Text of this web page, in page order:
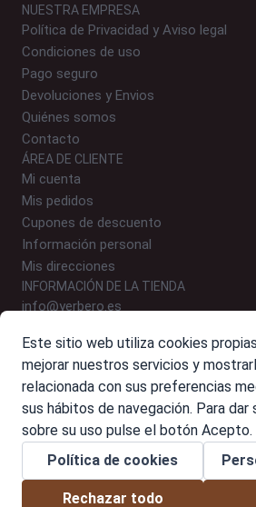
NUESTRA EMPRESA
Política de Privacidad y Aviso legal
Condiciones de uso
Pago seguro
Devoluciones y Envios
Quiénes somos
Contacto
ÁREA DE CLIENTE
Mi cuenta
Mis pedidos
Cupones de descuento
Información personal
Mis direcciones
INFORMACIÓN DE LA TIENDA
info@yerbero.es
Polígono Malpica, Calle E, Nº 9-10,
Este sitio web utiliza cookies
mejorar nuestros servicios y
relacionada con sus preferencias
sus hábitos de navegación. Para
sobre su uso pulse el botón Acepto.
Política de cookies
Rechazar todo
© 2026 Yerbero. Alimentación de calidad